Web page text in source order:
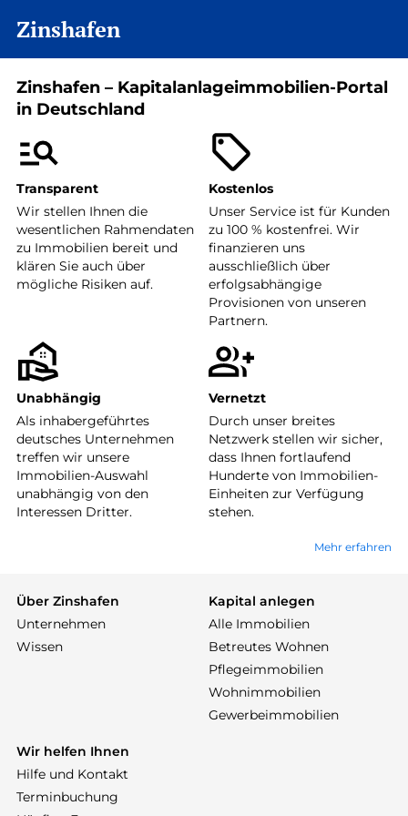
Zinshafen
Zinshafen – Kapitalanlageimmobilien-Portal
in Deutschland
Transparent
Wir stellen Ihnen die
wesentlichen Rahmendaten
zu Immobilien bereit und
klären Sie auch über
mögliche Risiken auf.
Kostenlos
Unser Service ist für Kunden
zu 100 % kostenfrei. Wir
finanzieren uns
ausschließlich über
erfolgsabhängige
Provisionen von unseren
Partnern.
Unabhängig
Als inhabergeführtes
deutsches Unternehmen
treffen wir unsere
Immobilien-Auswahl
unabhängig von den
Interessen Dritter.
Vernetzt
Durch unser breites
Netzwerk stellen wir sicher,
dass Ihnen fortlaufend
Hunderte von Immobilien-
Einheiten zur Verfügung
stehen.
Mehr erfahren
Über Zinshafen
Unternehmen
Wissen
Kapital anlegen
Alle Immobilien
Betreutes Wohnen
Pflegeimmobilien
Wohnimmobilien
Gewerbeimmobilien
Wir helfen Ihnen
Hilfe und Kontakt
Terminbuchung